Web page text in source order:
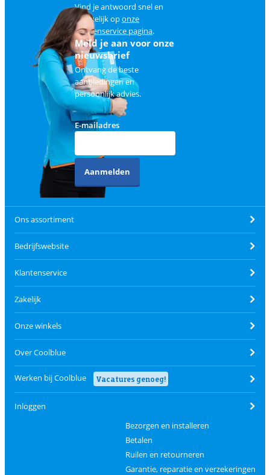
Vind je antwoord snel en
makkelijk oponze
klantenservice pagina.
Meld je aan voor onze
nieuwsbrief
Ontvang de beste
aanbiedingen en
persoonlijk advies.
E-mailadres
Aanmelden
Ons assortiment
Bedrijfswebsite
Klantenservice
Zakelijk
Onze winkels
Over Coolblue
Werken bij Coolblue Vacatures genoeg!
Inloggen
Bezorgen en installeren
Betalen
Ruilen en retourneren
Garantie, reparatie en verzekeringen